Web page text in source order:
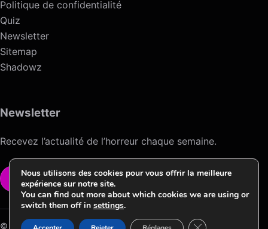
Politique de confidentialité
Quiz
Newsletter
Sitemap
Shadowz
Newsletter
Recevez l’actualité de l’horreur chaque semaine.
VOIR LA NEWSLETTER
© 2026 Horreur News / Version HNV.2 ->Conception & Design by
Nous utilisons des cookies pour vous offrir la meilleure
expérience sur notre site.
You can find out more about which cookies we are using or
switch them off in settings.
Fermer la